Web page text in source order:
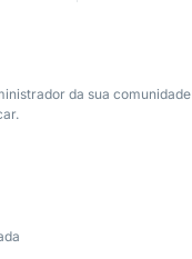
da sua comunidade